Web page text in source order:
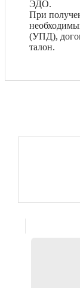
ЭДО.
При
(УПД),
талон.